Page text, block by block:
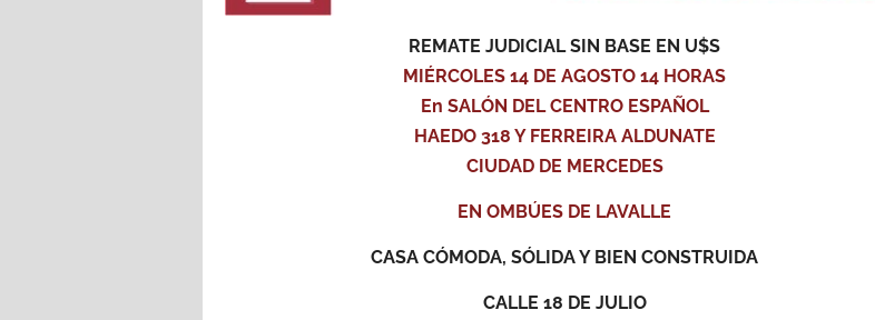
REMATE JUDICIAL SIN BASE EN U$S
MIÉRCOLES 14 DE AGOSTO 14 HORAS
En SALÓN DEL CENTRO ESPAÑOL
HAEDO 318 Y FERREIRA ALDUNATE
CIUDAD DE MERCEDES
EN OMBÚES DE LAVALLE
CASA CÓMODA, SÓLIDA Y BIEN CONSTRUIDA
CALLE 18 DE JULIO